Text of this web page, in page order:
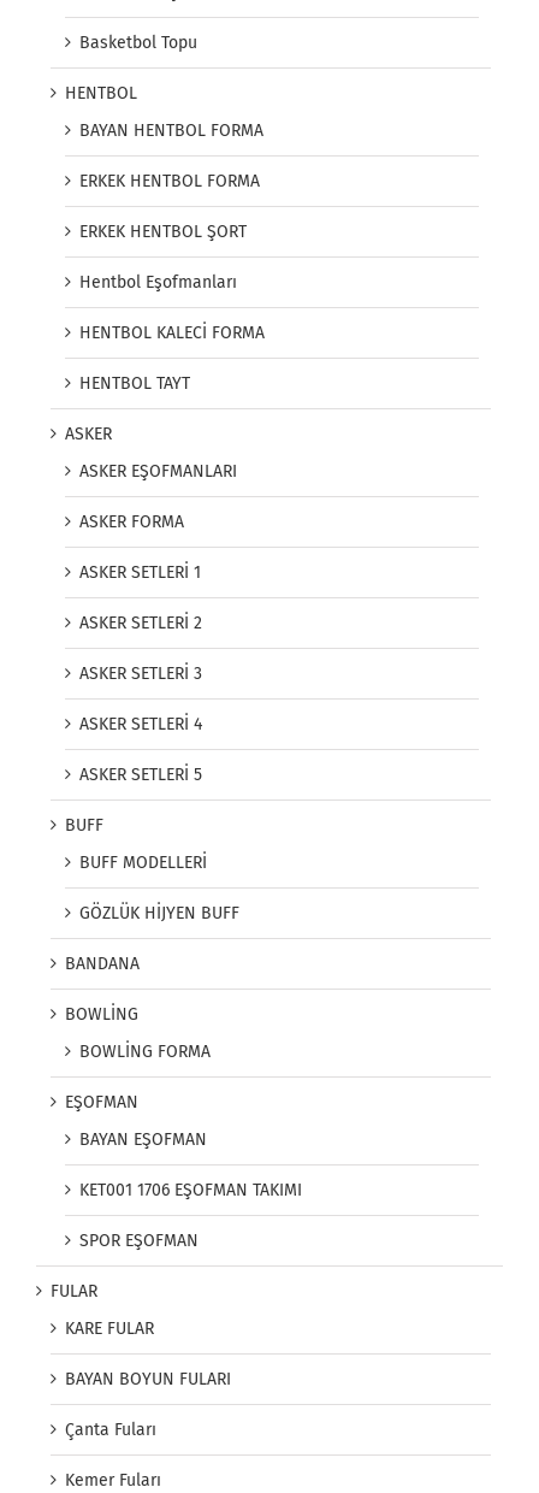
Basketbol Topu
HENTBOL
BAYAN HENTBOL FORMA
ERKEK HENTBOL FORMA
ERKEK HENTBOL ŞORT
Hentbol Eşofmanları
HENTBOL KALECİ FORMA
HENTBOL TAYT
ASKER
ASKER EŞOFMANLARI
ASKER FORMA
ASKER SETLERİ 1
ASKER SETLERİ 2
ASKER SETLERİ 3
ASKER SETLERİ 4
ASKER SETLERİ 5
BUFF
BUFF MODELLERİ
GÖZLÜK HİJYEN BUFF
BANDANA
BOWLİNG
BOWLİNG FORMA
EŞOFMAN
BAYAN EŞOFMAN
KET001 1706 EŞOFMAN TAKIMI
SPOR EŞOFMAN
FULAR
KARE FULAR
BAYAN BOYUN FULARI
Çanta Fuları
Kemer Fuları